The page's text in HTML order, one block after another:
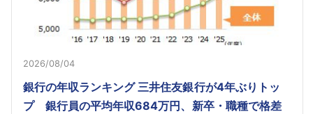
2026/08/04
銀行の年収ランキング 三井住友銀行が4年ぶりトッ
プ 銀行員の平均年収684万円、新卒・職種で格差